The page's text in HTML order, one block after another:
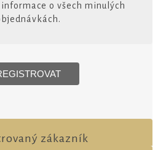
o všech minulých
zákazník